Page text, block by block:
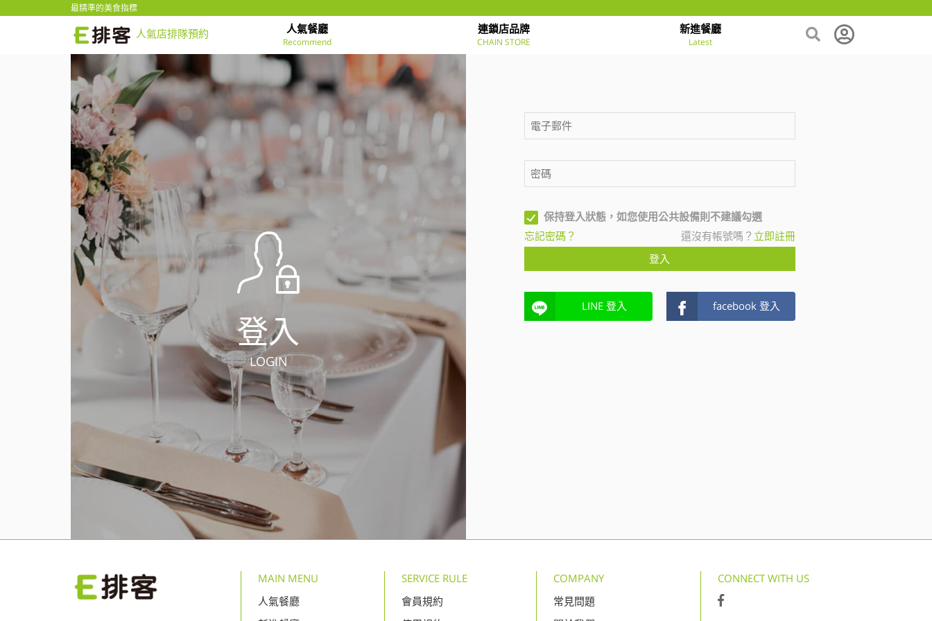
最精準的美食指標
人氣店排隊預約 人氣餐廳
Recommend
連鎖店品牌
CHAIN STORE
新進餐廳
Latest
登入
LOGIN
保持登入狀態，如您使用公共設備則不建議勾選
忘記密碼？
還沒有帳號嗎？ 立即註冊
登入
LINE 登入 facebook 登入
MAIN MENU
人氣餐廳
SERVICE RULE
會員規約
COMPANY
常見問題
CONNECT WITH US